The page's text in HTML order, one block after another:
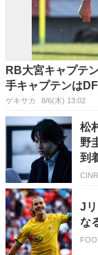
RB大宮キャプテ
手キャプテンは
ゲキサカ 8/6(木) 13:02
松
野
到
J
な